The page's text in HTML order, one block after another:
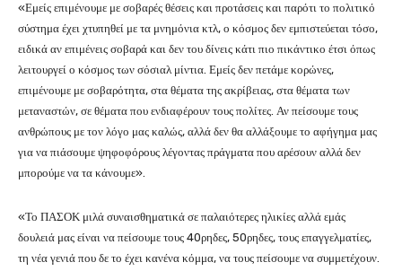
«Εμείς επιμένουμε με σοβαρές θέσεις και προτάσεις και παρότι το πολιτικό
σύστημα έχει χτυπηθεί με τα μνημόνια κτλ, ο κόσμος δεν εμπιστεύεται τόσο,
ειδικά αν επιμένεις σοβαρά και δεν του δίνεις κάτι πιο πικάντικο έτσι όπως
λειτουργεί ο κόσμος των σόσιαλ μίντια. Εμείς δεν πετάμε κορώνες,
επιμένουμε με σοβαρότητα, στα θέματα της ακρίβειας, στα θέματα των
μεταναστών, σε θέματα που ενδιαφέρουν τους πολίτες. Αν πείσουμε τους
ανθρώπους με τον λόγο μας καλώς, αλλά δεν θα αλλάξουμε το αφήγημα μας
για να πιάσουμε ψηφοφόρους λέγοντας πράγματα που αρέσουν αλλά δεν
μπορούμε να τα κάνουμε».
«Το ΠΑΣΟΚ μιλά συναισθηματικά σε παλαιότερες ηλικίες αλλά εμάς
δουλειά μας είναι να πείσουμε τους 40ρηδες, 50ρηδες, τους επαγγελματίες,
τη νέα γενιά που δε το έχει κανένα κόμμα, να τους πείσουμε να συμμετέχουν.